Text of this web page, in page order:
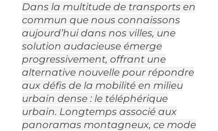
Dans la multitude de transports en
commun que nous connaissons
aujourd’hui dans nos villes, une
solution audacieuse émerge
progressivement, offrant une
alternative nouvelle pour répondre
aux défis de la mobilité en milieu
urbain dense : le téléphérique
urbain. Longtemps associé aux
panoramas montagneux, ce mode